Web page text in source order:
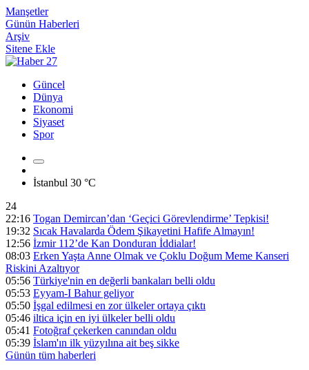
Manşetler
Günün Haberleri
Arşiv
Sitene Ekle
Güncel
Dünya
Ekonomi
Siyaset
Spor
İstanbul 30 °C
24
22:16 Togan Demircan’dan ‘Geçici Görevlendirme’ Tepkisi!
19:32 Sıcak Havalarda Ödem Şikayetini Hafife Almayın!
12:56 İzmir 112’de Kan Donduran İddialar!
08:03 Erken Yaşta Anne Olmak ve Çoklu Doğum Meme Kanseri
Riskini Azaltıyor
05:56 Türkiye'nin en değerli bankaları belli oldu
05:53 Eyyam-I Bahur geliyor
05:50 İşgal edilmesi en zor ülkeler ortaya çıktı
05:46 iltica için en iyi ülkeler belli oldu
05:41 Fotoğraf çekerken canından oldu
05:39 İslam'ın ilk yüzyılına ait beş sikke
Günün tüm haberleri